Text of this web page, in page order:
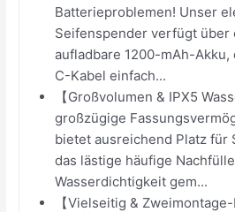
Batterieproblemen! Unser
Seifenspender verfügt über
aufladbare 1200-mAh-
C-Kabel einfach...
【Großvolumen & IPX5
großzügige
bietet ausreichend Platz für
das lästige häufige
Wasserdichtigkeit gem...
【Vielseitig &